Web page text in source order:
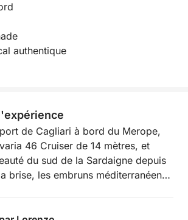
authentique
de Cagliari à bord du Merope,
46 Cruiser de 14 mètres, et
du sud de la Sardaigne depuis
brise, les embruns méditerranéens
véritable aventure à la voile dans